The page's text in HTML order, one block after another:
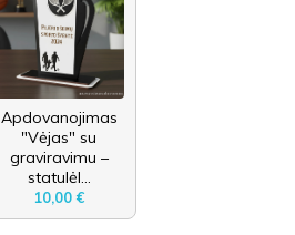
Apdovanojimas
"Vėjas" su
graviravimu –
statulėl...
10,00 €